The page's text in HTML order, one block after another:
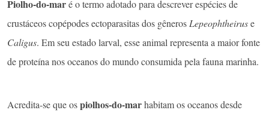
Piolho-do-maré o termo adotado para descrever espécies de
crustáceos copépodes ectoparasitas dos gêneros Lepeophtheiruse
Caligus. Em seu estado larval, esse animal representa a maior fonte
de proteína nos oceanos do mundo consumida pela fauna marinha.
Acredita-se que ospiolhos-do-marhabitam os oceanos desde